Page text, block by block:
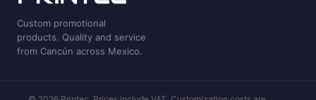
Custom promotional
products. Quality and service
from Cancún across Mexico.